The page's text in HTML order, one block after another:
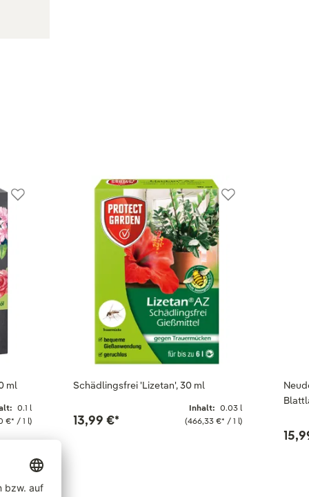
ml
0.1 l
€* / 1 l)
Schädlingsfrei 'Lizetan', 30 ml
Inhalt: 0.03 l
(466,33 €* / 1 l)
13,99 €*